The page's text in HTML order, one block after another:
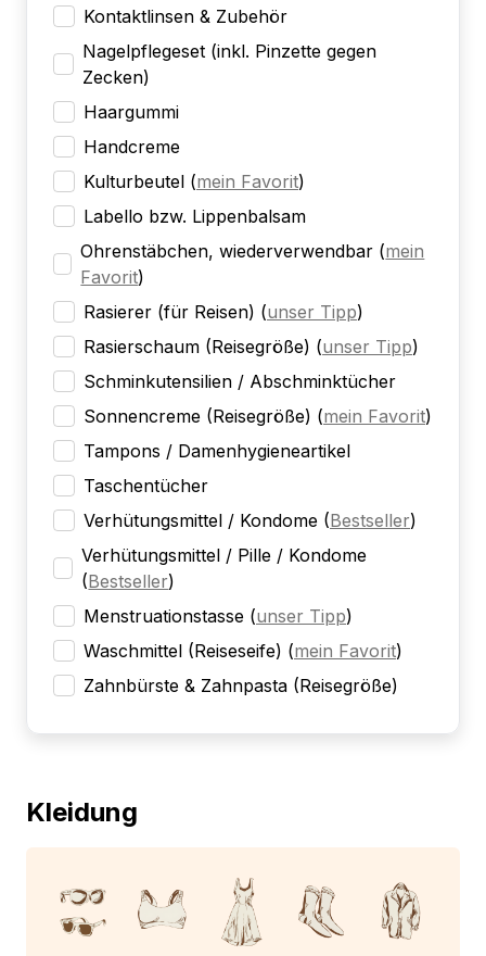
Kontaktlinsen & Zubehör
Nagelpflegeset (inkl. Pinzette gegen
Zecken)
Haargummi
Handcreme
Kulturbeutel (mein Favorit)
Labello bzw. Lippenbalsam
Ohrenstäbchen, wiederverwendbar (mein
Favorit)
Rasierer (für Reisen) (unser Tipp)
Rasierschaum (Reisegröße) (unser Tipp)
Schminkutensilien / Abschminktücher
Sonnencreme (Reisegröße) (mein Favorit)
Tampons / Damenhygieneartikel
Taschentücher
Verhütungsmittel / Kondome (Bestseller)
Verhütungsmittel / Pille / Kondome
(Bestseller)
Menstruationstasse (unser Tipp)
Waschmittel (Reiseseife) (mein Favorit)
Zahnbürste & Zahnpasta (Reisegröße)
Kleidung